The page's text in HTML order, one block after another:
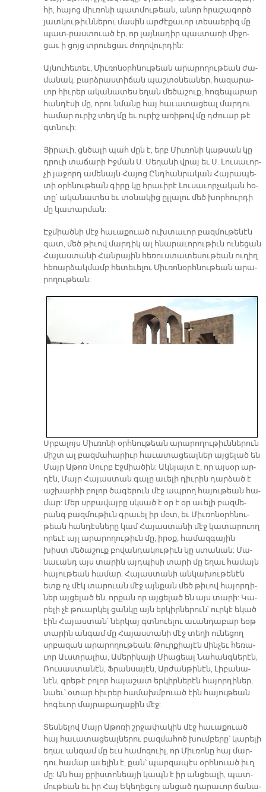
հի, հա­յոց միւ­ռո­նի պատ­մու­թեան, ա­նոր հրա­շա­գործ
յատ­կու­թիւն­նե­րու մա­սին ար­ժէ­քա­ւոր տե­սաե­րիզ մը
պատ-­րաս­տուած էր, որ լայ­նա­դիր պաս­տա­ռի մի­ջո­
ցաւ ի ցոյց տրուե­ցաւ ժո­ղո­վուր­դին:
Այ­նու­հե­տեւ, Միւ­ռո­նօրհ­նու­թեան ա­րա­րո­ղու­թեան ժա­
մա­նակ, բարձ­րաս­տի­ճան պաշ­տօ­նեա­ներ, հա­զա­րա­
ւոր հիւ­րեր ա­կա­նա­տես ե­ղան մե­ծա­շուք, հո­գե­պա­րար
հան­դէ­սի մը, ո­րու նմա­նը հայ հա­ւա­տա­ցեալ մար­դու
հա­մար ու­րիշ տեղ մը եւ ու­րիշ ա­ռի­թով մը դժուար թէ
գտնուի:
Յի­րա­ւի, ցնծա­լի պահ մըն է, երբ Միւ­ռո­նի կաթ­սան կը
դրուի տա­ճա­րի Իջ­ման Ս. Սե­ղա­նի վրայ եւ Ս. Լու­սա­ւոր­
չի յա­ջորդ ա­մե­նայն Հա­յոց Ընդ­հան­րա­կան Հայ­րա­պե­
տի օրհ­նու­թեան գի­րը կը հրա­ւի­րէ Լու­սա­ւոր­չա­կան հօ­
տը՝ ա­կա­նա­տես եւ տօ­նա­կից ըլ­լա­լու մեծ խոր­հուր­դի
մը կա­տար­մա­ն:
Էջ­միած­նի մէջ հա­ւա­քուած ուխ­տա­ւոր բազ­մու­թե­նէն
զատ, մեծ թի­ւով մար­դիկ ալ հնա­րա­ւո­րու­թիւն ու­նե­ցան
Հա­յաս­տա­նի Հան­րա­յին հե­ռուս­տա­տե­սու­թեան ու­ղիղ
հե­ռար­ձակ­մամբ հե­տե­ւե­լու Միւ­ռո­նօրհ­նու­թեան ա­րա­
րո­ղու­թեա­ն:
Սրբա­լոյս Միւ­ռո­նի օրհ­նու­թեան ա­րա­րո­ղու­թիւն­նե­րուն
միշտ ալ բազ­մա­հա­րիւր հա­ւա­տա­ցեալ­ներ այ­ցե­լած են
Մայր Ա­թոռ Սուրբ Էջ­միա­ծին: Ակն­յայտ է, որ այ­սօր ար­
դէն, Մայր Հա­յաս­տան գա­լը ա­ւե­լի դիւ­րին դար­ձած է
աշ­խար­հի բո­լոր ծա­գե­րուն մէջ ապ­րող հա­յու­թեան հա­
մար: Մեր սրբա­վայ­րը սկսած է օ­ր է օր ա­ւե­լի բազ­մե­
րանգ բազ­մու­թիւն գրա­ւել իր մօտ, եւ Միւ­ռո­նօրհ­նու­
թեան հան­դէս­նե­րը կամ Հա­յաս­տա­նի մէջ կա­տա­րուող
ո­րե­ւէ այլ ա­րա­րո­ղու­թիւն մը, ի­րօք, հա­մազ­գա­յին
խիստ մե­ծա­շուք բո­վան­դա­կու­թիւն կը ստա­նան: Մա­
նա­ւանդ այս տա­րին այդ­պի­սի տա­րի մը ե­ղաւ հա­մայն
հա­յու­թեան հա­մար. Հա­յաս­տա­նի ան­կա­խու­թե­նէն
ետք ոչ մէկ տա­րուան մէջ այն­քան մեծ թի­ւով հա­յոր­դի­
ներ այ­ցե­լած են, որ­քան որ այ­ցե­լած են այս տա­րի: Կա­
րե­լի չէ թուար­կել ցան­կը այն եր­կիր­նե­րուն՝ ուր­կէ ե­կած
էին Հա­յաս­տան՝ ներ­կայ գտնուե­լու ա­ւան­դա­բար եօ­թ
տա­րին ան­գամ մը Հա­յաս­տա­նի մէջ տե­ղի ու­նե­ցող
սրբա­զան ա­րա­րո­ղու­թեա­ն: Թուր­քիա­յէն մին­չեւ հե­ռա­
ւոր Աւստ­րա­լիա, Ա­մե­րի­կա­յի Միա­ցեալ Նա­հանգ­նե­րէն,
Ռու­սաս­տա­նէն, Ֆրան­սա­յէն, Ար­ժան­թի­նէն, Լի­բա­նա­
նէն, գրե­թէ բո­լոր հա­յա­շատ եր­կիր­նե­րէն հա­յոր­դի­ներ,
նաեւ՝ օ­տար հիւ­րեր հա­մախմ­բուած էին հա­յու­թեան
հո­գե­ւոր մայ­րա­քա­ղա­քին մէջ:
Տես­նե­լով Մայր Ա­թո­ռի շրջա­փա­կին մէջ հա­ւա­քուած
հայ հա­ւա­տա­ցեալ­նե­րու բազ­մա­հոծ խում­բե­րը՝ կա­րե­լի
ե­ղաւ ան­գամ մը եւս հա­մո­զուիլ, որ Միւ­ռո­նը հայ մար­
դու հա­մար ա­ւե­լին է, քան՝ պար­զա­պէս օրհնուած իւղ
մը: Ան հայ քրիս­տո­նեա­յի կապն է իր ան­ցեա­լի, պատ­
մու­թեան եւ իր Հայ Ե­կե­ղե­ցւոյ ան­ցած դա­րա­ւոր ճա­նա­